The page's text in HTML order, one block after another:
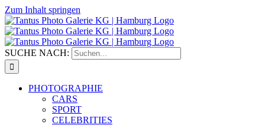
Zum Inhalt springen
SUCHE NACH:
PHOTOGRAPHIE
CARS
SPORT
CELEBRITIES